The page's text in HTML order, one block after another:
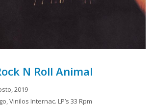
N Roll Animal
2019
,Vinilos Internac. LP’s 33 Rpm